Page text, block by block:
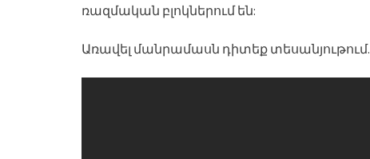
ռազմական բլոկներում են:
Առավել մանրամասն դիտեք տեսանյութում.